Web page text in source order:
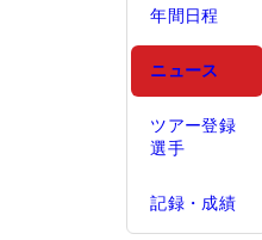
年間日程
ニュース
ツアー登録
選手
記録・成績